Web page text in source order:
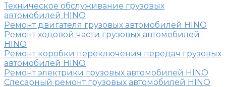
Техническое обслуживание грузовых
автомобилей HINO
Ремонт двигателя грузовых автомобилей HINO
Ремонт ходовой части грузовых автомобилей
HINO
Ремонт коробки переключения передач грузовых
автомобилей HINO
Ремонт электрики грузовых автомобилей HINO
Слесарный ремонт грузовых автомобилей HINO